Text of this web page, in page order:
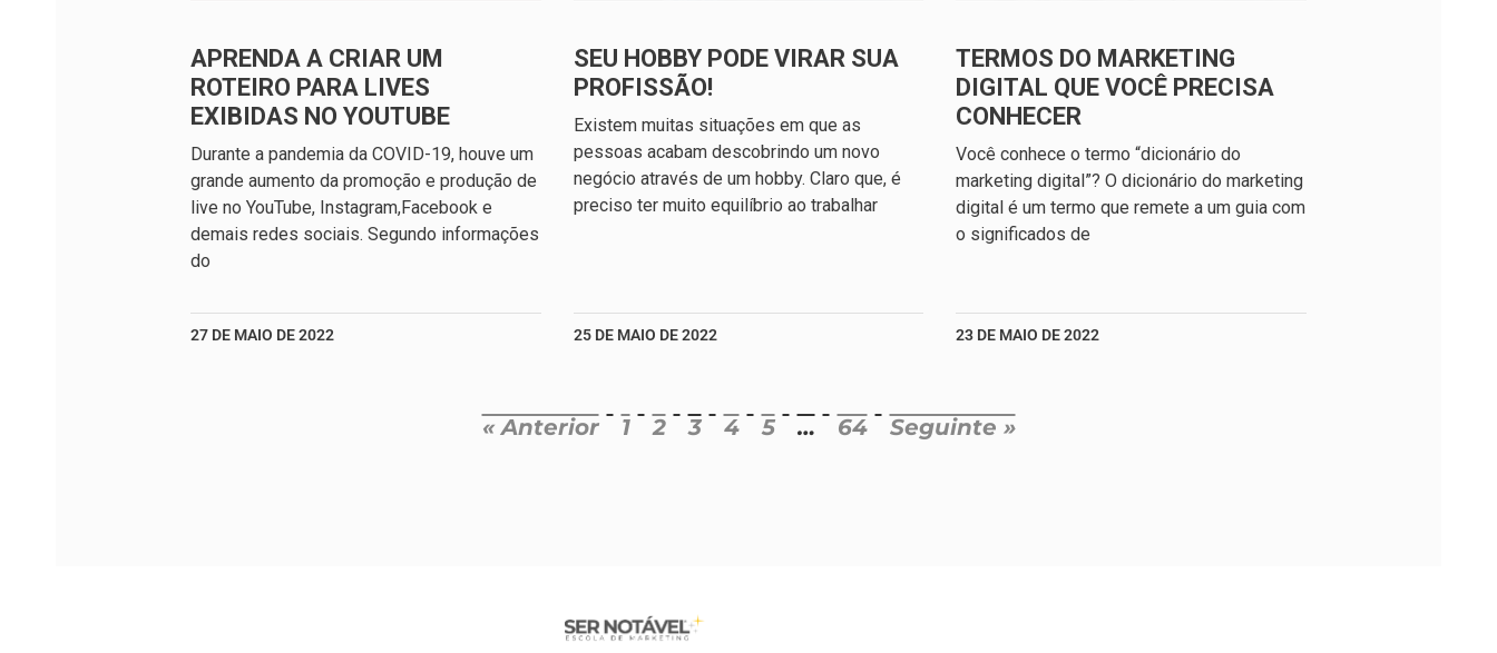
APRENDA A CRIAR UM
ROTEIRO PARA LIVES
EXIBIDAS NO YOUTUBE
Durante a pandemia da COVID-19, houve um
grande aumento da promoção e produção de
live no YouTube, Instagram,Facebook e
demais redes sociais. Segundo informações
do
27 DE MAIO DE 2022
SEU HOBBY PODE VIRAR SUA
PROFISSÃO!
Existem muitas situações em que as
pessoas acabam descobrindo um novo
negócio através de um hobby. Claro que, é
preciso ter muito equilíbrio ao trabalhar
25 DE MAIO DE 2022
TERMOS DO MARKETING
DIGITAL QUE VOCÊ PRECISA
CONHECER
Você conhece o termo “dicionário do
marketing digital”? O dicionário do marketing
digital é um termo que remete a um guia com
o significados de
23 DE MAIO DE 2022
« Anterior 1 2 3 4 5 … 64 Seguinte »